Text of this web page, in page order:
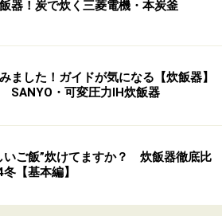
器！炭で炊く三菱電機・本炭釜
ました！ガイドが気になる【炊飯器】
SANYO・可変圧力IH炊飯器
いご飯”炊けてますか？ 炊飯器徹底比
【基本編】